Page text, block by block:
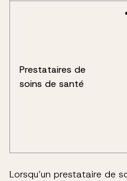
Prestataires de
soins de santé
Lorsqu’un prestataire de